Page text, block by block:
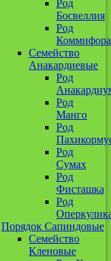
Род
Босвеллия
Род
Коммифора
Семейство
Анакардиевые
Род
Род
Манго
Род
Род
Сумах
Род
Фисташка
Род
Порядок Сапиндовые
Семейство
Кленовые